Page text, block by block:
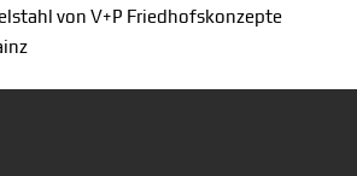
von V+P Friedhofskonzepte